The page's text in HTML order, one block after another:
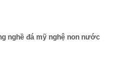
nghề đá mỹ nghệ non nước